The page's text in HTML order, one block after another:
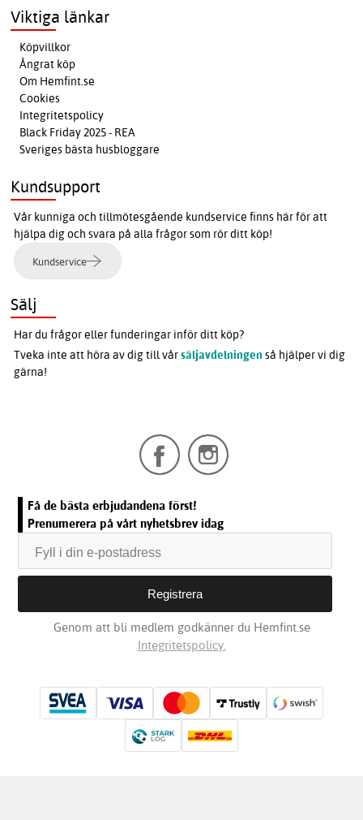
Viktiga länkar
Köpvillkor
Ångrat köp
Om Hemfint.se
Cookies
Integritetspolicy
Black Friday 2025 - REA
Sveriges bästa husbloggare
Kundsupport
Vår kunniga och tillmötesgående kundservice finns här för att
hjälpa dig och svara på alla frågor som rör ditt köp!
Kundservice
Sälj
Har du frågor eller funderingar inför ditt köp?
Tveka inte att höra av dig till vårsäljavdelningen så hjälper vi dig
gärna!
Få de bästa erbjudandena först!
Prenumerera på vårt nyhetsbrev idag
Genom att bli medlem godkänner du Hemfint.se
Integritetspolicy.